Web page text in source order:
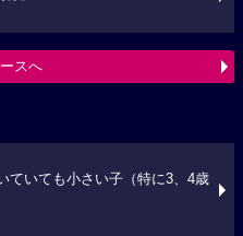
スへ
ていても小さい子（特に3、4歳